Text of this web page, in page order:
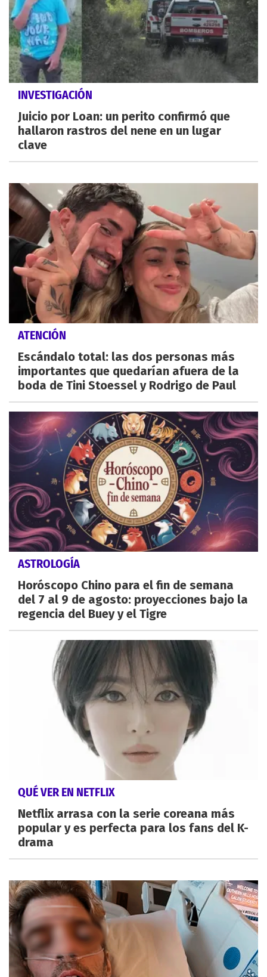
INVESTIGACIÓN
Juicio por Loan: un perito confirmó que
hallaron rastros del nene en un lugar
clave
ATENCIÓN
Escándalo total: las dos personas más
importantes que quedarían afuera de la
boda de Tini Stoessel y Rodrigo de Paul
ASTROLOGÍA
Horóscopo Chino para el fin de semana
del 7 al 9 de agosto: proyecciones bajo la
regencia del Buey y el Tigre
QUÉ VER EN NETFLIX
Netflix arrasa con la serie coreana más
popular y es perfecta para los fans del K-
drama